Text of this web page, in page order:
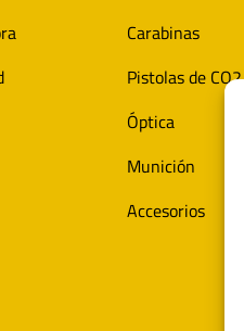
Carabinas
Pistolas de CO2
Óptica
Munición
Accesorios